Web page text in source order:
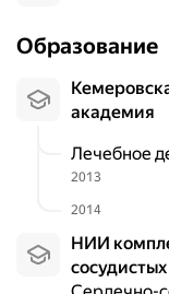
Образование
Кемеровская государственная медицинская
академия
Лечебное
2013
2014
НИИ комплексных проблем сердечно-